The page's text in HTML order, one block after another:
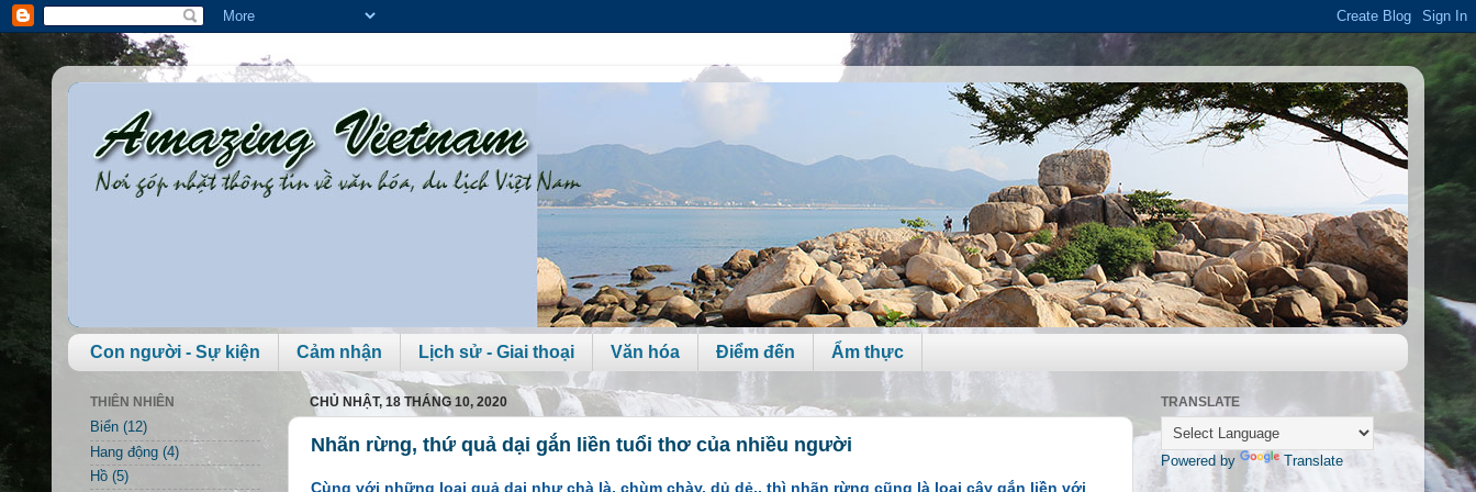
Con người - Sự kiện Cảm nhận Lịch sử - Giai thoại Văn hóa Điểm đến Ẩm thực
CHỦ NHẬT, 18 THÁNG 10, 2020
Nhãn rừng, thứ quả dại gắn liền tuổi thơ của nhiều người
Cùng với những loại quả dại như chà là, chùm chày, dủ dẻ.. thì nhãn rừng cũng là loại cây gắn liền với
THIÊN NHIÊN
Biển (12)
Hang động (4)
Hồ (5)
TRANSLATE
Powered by Translate